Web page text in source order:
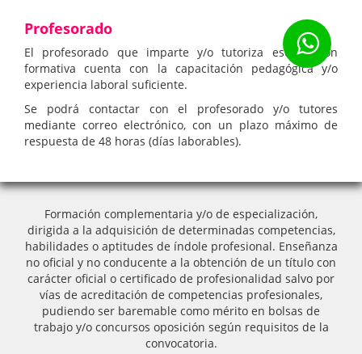
Profesorado
El profesorado que imparte y/o tutoriza esta acción
formativa cuenta con la capacitación pedagógica y/o
experiencia laboral suficiente.
Se podrá contactar con el profesorado y/o tutores
mediante correo electrónico, con un plazo máximo de
respuesta de 48 horas (días laborables).
Formación complementaria y/o de especialización,
dirigida a la adquisición de determinadas competencias,
habilidades o aptitudes de índole profesional. Enseñanza
no oficial y no conducente a la obtención de un título con
carácter oficial o certificado de profesionalidad salvo por
vías de acreditación de competencias profesionales,
pudiendo ser baremable como mérito en bolsas de
trabajo y/o concursos oposición según requisitos de la
convocatoria.